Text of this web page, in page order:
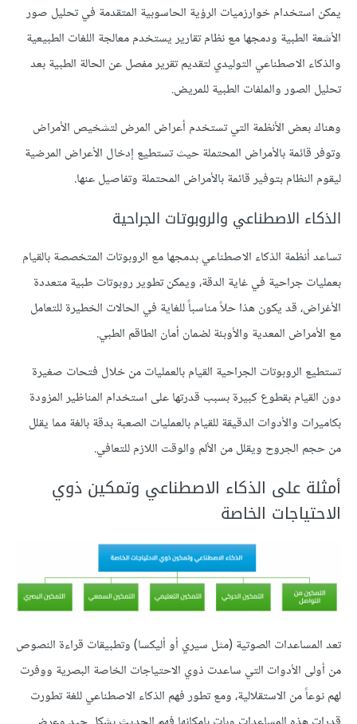
يمكن استخدام خوارزميات الرؤية الحاسوبية المتقدمة في تحليل صور
الأشعة الطبية ودمجها مع نظام تقارير يستخدم معالجة اللغات الطبيعية
والذكاء الاصطناعي التوليدي لتقديم تقرير مفصل عن الحالة الطبية بعد
تحليل الصور والملفات الطبية للمريض.
وهناك بعض الأنظمة التي تستخدم أعراض المرض لتشخيص الأمراض
وتوفر قائمة بالأمراض المحتملة حيث تستطيع إدخال الأعراض المرضية
ليقوم النظام بتوفير قائمة بالأمراض المحتملة وتفاصيل عنها.
الذكاء الاصطناعي والروبوتات الجراحية
تساعد أنظمة الذكاء الاصطناعي بدمجها مع الروبوتات المتخصصة بالقيام
بعمليات جراحية في غاية الدقة، ويمكن تطوير روبوتات طبية متعددة
الأغراض، قد يكون هذا حلاً مناسباً للغاية في الحالات الخطيرة للتعامل
مع الأمراض المعدية والأوبئة لضمان أمان الطاقم الطبي.
تستطيع الروبوتات الجراحية القيام بالعمليات من خلال فتحات صغيرة
دون القيام بقطوع كبيرة بسبب قدرتها على استخدام المناظير المزودة
بكاميرات والأدوات الدقيقة للقيام بالعمليات الصعبة بدقة بالغة مما يقلل
من حجم الجروح ويقلل من الألم والوقت اللازم للتعافي.
أمثلة على الذكاء الاصطناعي وتمكين ذوي
الاحتياجات الخاصة
تعد المساعدات الصوتية (مثل سيري أو أليكسا) وتطبيقات قراءة النصوص
من أولى الأدوات التي ساعدت ذوي الاحتياجات الخاصة البصرية ووفرت
لهم نوعاً من الاستقلالية، ومع تطور فهم الذكاء الاصطناعي للغة تطورت